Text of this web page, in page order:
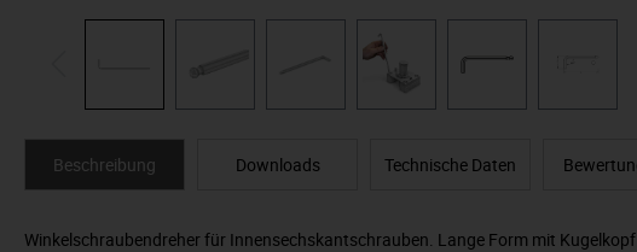
Beschreibung Downloads Technische Daten
Winkelschraubendreher für Innensechskantschrauben. Lange Form mit